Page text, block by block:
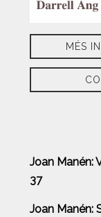
MÉS
Joan Manén:
37
Joan Manén: